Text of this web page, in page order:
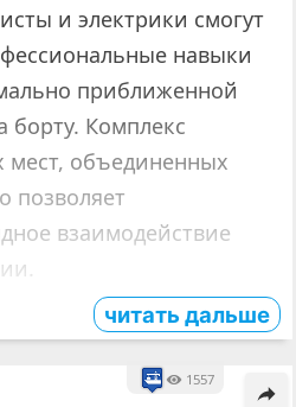
и электрики смогут
навыки
приближенной
борту. Комплекс
мест, объединенных
позволяет
взаимодействие
читать дальше
1557